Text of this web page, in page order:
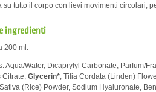
su tutto il corpo con lievi movimenti circolari,
ingredienti
200 ml.
Aqua/Water, Dicaprylyl Carbonate, Parfum/
Citrate, Glycerin*, Tilia Cordata (Linden)
(Rice) Powder, Sodium Hyaluronate,